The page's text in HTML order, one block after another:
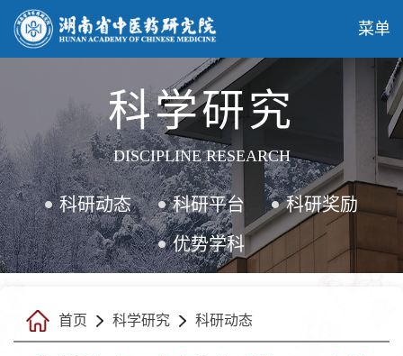
菜单
科学研究
DISCIPLINE RESEARCH
科研动态 科研平台
科研奖励
优势学科
首页 科学研究 科研动态